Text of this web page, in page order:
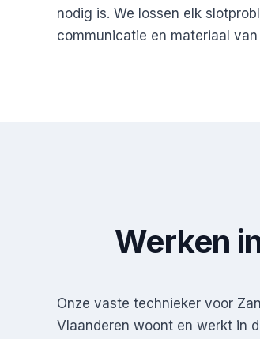
nodig is. We lossen elk
communicatie en materiaal
Werken
Onze vaste technieker voor
Vlaanderen woont en werkt in